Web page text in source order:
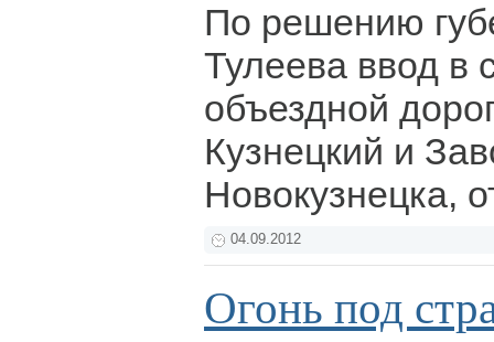
По решению
Тулеева ввод в
объездной
Кузнецкий и
Новокузнецка,
04.09.2012
Огонь под